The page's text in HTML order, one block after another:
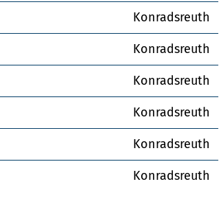
Konradsreuth
Konradsreuth
Konradsreuth
Konradsreuth
Konradsreuth
Konradsreuth